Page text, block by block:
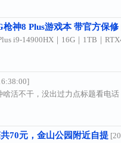
神8 Plus游戏本 带官方保修
i9-14900HX｜16G｜1TB｜
活不干，没出过力点标题看电
70元，金山公园附近自提